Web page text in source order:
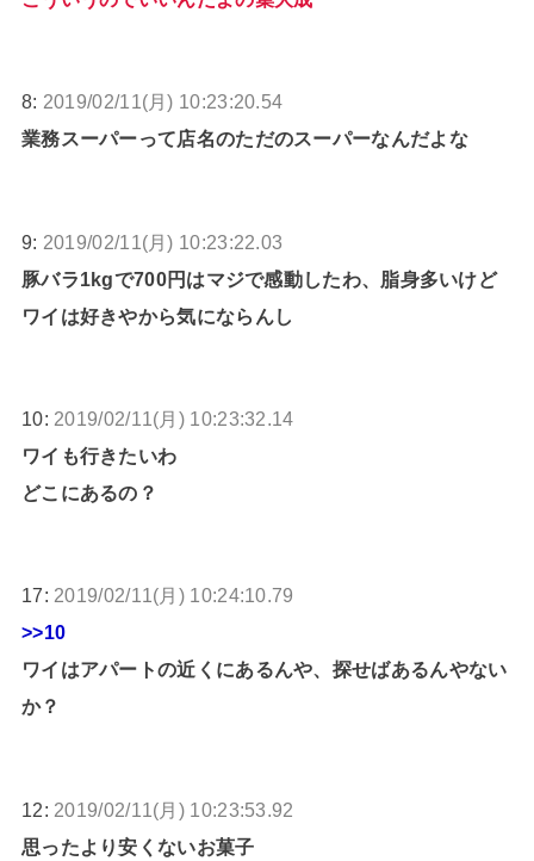
8: 2019/02/11(月) 10:23:20.54
業務スーパーって店名のただのスーパーなんだよな
9: 2019/02/11(月) 10:23:22.03
豚バラ1kgで700円はマジで感動したわ、脂身多いけど
ワイは好きやから気にならんし
10: 2019/02/11(月) 10:23:32.14
ワイも行きたいわ
どこにあるの？
17: 2019/02/11(月) 10:24:10.79
>>10
ワイはアパートの近くにあるんや、探せばあるんやない
か？
12: 2019/02/11(月) 10:23:53.92
思ったより安くないお菓子